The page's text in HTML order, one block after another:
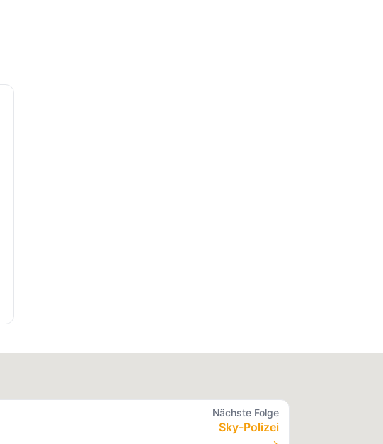
Nächste Folge
Sky-Polizei